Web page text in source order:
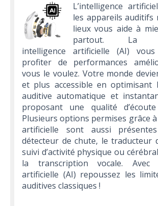
L’intelligence
les appareils auditifs
lieux vous aide à
partout. La
intelligence artificielle (AI)
profiter de performances
vous le voulez. Votre monde
et plus accessible en optimisant
auditive automatique et
proposant une qualité
Plusieurs options permises grâce à
artificielle sont aussi
détecteur de chute, le traducteur
suivi d’activité physique ou
la transcription vocale. Avec
artificielle (AI) repoussez les
auditives classiques !